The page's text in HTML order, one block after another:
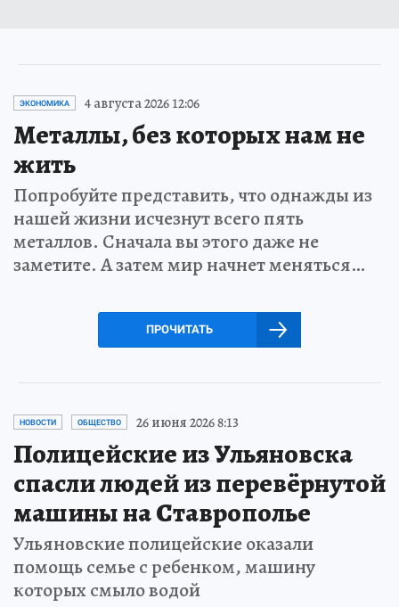
ЭКОНОМИКА 4 августа 2026 12:06
Металлы, без которых нам не
жить
Попробуйте представить, что однажды из
нашей жизни исчезнут всего пять
металлов. Сначала вы этого даже не
заметите. А затем мир начнет меняться…
ПРОЧИТАТЬ
НОВОСТИ ОБЩЕСТВО 26 июня 2026 8:13
Полицейские из Ульяновска
спасли людей из перевёрнутой
машины на Ставрополье
Ульяновские полицейские оказали
помощь семье с ребенком, машину
которых смыло водой